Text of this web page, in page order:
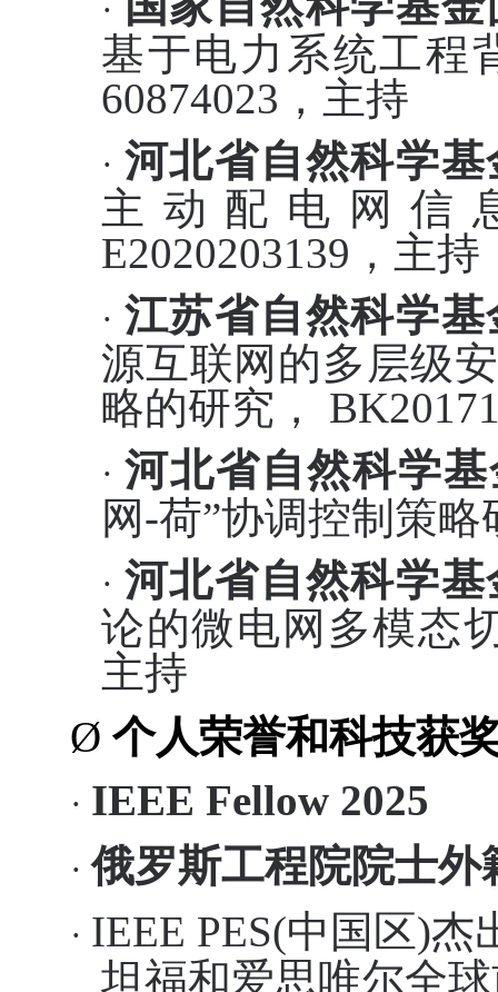
·
基于电力系统工程
60874023，主持
· 河北省自然科学
主动配电网信
E2020203139， 主持
· 江苏省自然科学
源互联网的多层级
略的研究，
·河北省自然科学
网-荷”协调控制策略
· 河北省自然科学
论的微电网多模态
主持
Ø 个人荣誉和科技获
· IEEE Fellow 2025
·俄罗斯工程院院士外
· IEEE PES(中国区)杰
坦福和爱思唯尔全